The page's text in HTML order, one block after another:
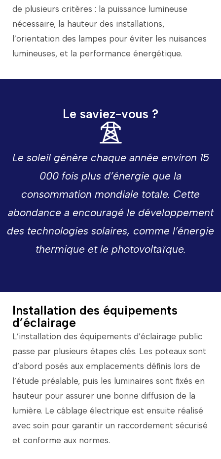
de plusieurs critères : la puissance lumineuse
nécessaire, la hauteur des installations,
l’orientation des lampes pour éviter les nuisances
lumineuses, et la performance énergétique.
Le saviez-vous ?
Le soleil génère chaque année environ 15
000 fois plus d’énergie que la
consommation mondiale totale. Cette
abondance a encouragé le développement
des technologies solaires, comme l’énergie
thermique et le photovoltaïque.
Installation des équipements
d’éclairage
L’installation des équipements d’éclairage public
passe par plusieurs étapes clés. Les poteaux sont
d’abord posés aux emplacements définis lors de
l’étude préalable, puis les luminaires sont fixés en
hauteur pour assurer une bonne diffusion de la
lumière. Le câblage électrique est ensuite réalisé
avec soin pour garantir un raccordement sécurisé
et conforme aux normes.